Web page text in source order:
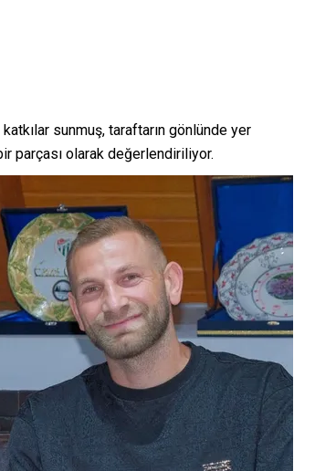
sunmuş, taraftarın gönlünde yer
parçası olarak değerlendiriliyor.